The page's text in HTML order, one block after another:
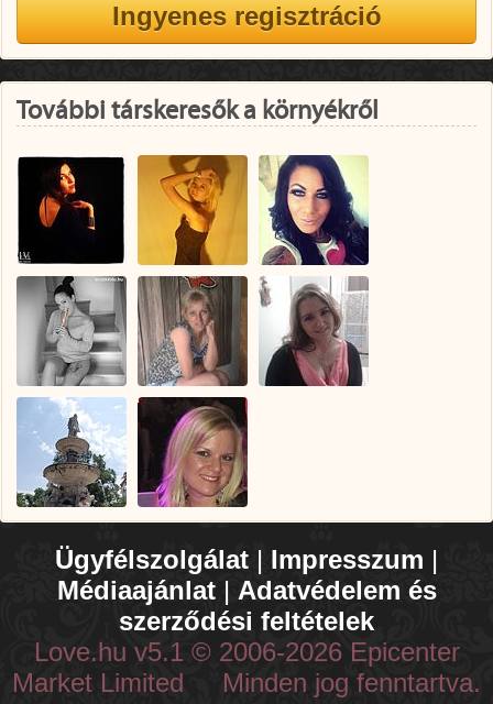
További társkeresők a környékről
Ügyfélszolgálat | Impresszum |
Médiaajánlat| Adatvédelem és
szerződési feltételek
Love.hu v5.1 © 2006-2026 Epicenter
Market Limited Minden jog fenntartva.